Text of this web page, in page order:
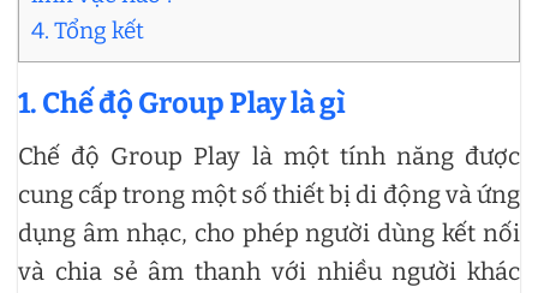
4. Tổng kết
1. Chế độ Group Play là gì
Chế độ Group Play là một tính năng được
cung cấp trong một số thiết bị di động và ứng
dụng âm nhạc, cho phép người dùng kết nối
và chia sẻ âm thanh với nhiều người khác